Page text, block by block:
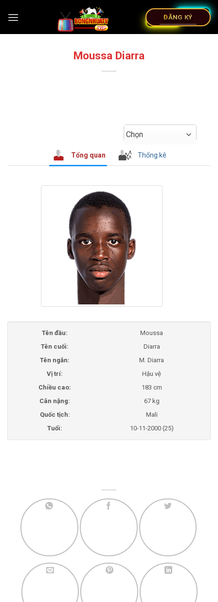
ĐĂNG KÝ
Moussa Diarra
Chọn
Tổng quan Thống kê
Tên đầu:
Moussa
Tên cuối:
Diarra
Tên ngắn:
M. Diarra
Vị trí:
Hậu vệ
Chiều cao:
183 cm
Cân nặng:
67 kg
Quốc tịch:
Mali
Tuổi:
10-11-2000 (25)